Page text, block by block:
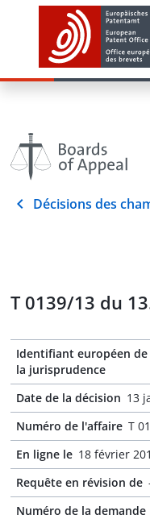
Décisions des
T 0139/13 du
Identifiant européen de
la jurisprudence
Date de la décision 13
Numéro de l'affaire T
En ligne le 18 février
Requête en révision de
Numéro de la demande